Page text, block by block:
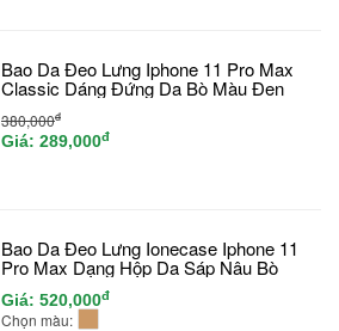
Bao Da Đeo Lưng Iphone 11 Pro Max
Classic Dáng Đứng Da Bò Màu Đen
380,000đ
Giá: 289,000đ
Bao Da Đeo Lưng Ionecase Iphone 11
Pro Max Dạng Hộp Da Sáp Nâu Bò
Giá: 520,000đ
Chọn màu: